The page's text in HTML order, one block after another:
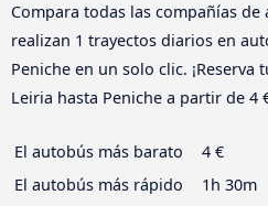
Compara todas las compañías
realizan 1 trayectos diarios en
Peniche en un solo clic.
Leiria hasta Peniche a partir de 4
El autobús más barato
4 €
El autobús más rápido
1h 30m